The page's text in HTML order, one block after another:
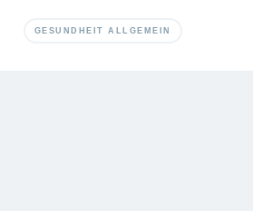
GESUNDHEIT ALLGEMEIN